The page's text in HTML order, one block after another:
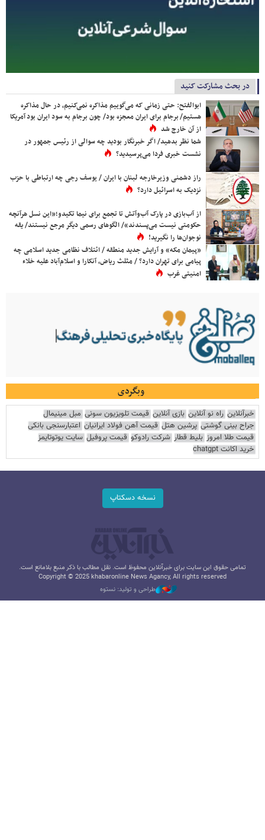
در بحث مشارکت کنید
ابوالفتح: حتی زمانی که می‌گوییم مذاکره نمی‌کنیم، در حال مذاکره
هستیم/ برجام برای ایران معجزه بود/ چون برجام به سود ایران بود آمریکا
از آن خارج شد
شما نظر بدهید/ اگر خبرنگار بودید چه سوالی از رئیس جمهور در
نشست خبری فردا می‌پرسیدید؟
راز دشمنی وزیرخارجه لبنان با ایران / یوسف رجی چه ارتباطی با حزب
نزدیک به اسرائیل دارد؟
از آب‌بازی در پارک آب‌وآتش تا تجمع برای نیما تکیدو؛«این نسل هرآنچه
حکومتی نیست می‌پسندند»/ الگوهای رسمی دیگر مرجع نیستند/ یقه
نوجوان‌ها را نگیرید!
«پیمان مکه» و آرایش جدید منطقه / ائتلاف نظامی جدید اسلامی چه
پیامی برای تهران دارد؟ / مثلث ریاض، آنکارا و اسلام‌آباد علیه خلاء
امنیتی غرب
وبگردی
خبرآنلاین راه نو آنلاین بازی آنلاین قیمت تلویزیون سونی مبل مینیمال
جراح بینی گوشتی پرشین هتل قیمت آهن فولاد ایرانیان اعتبارسنجی بانکی
قیمت طلا امروز بلیط قطار شرکت رادوکو قیمت پروفیل سایت یوتوتایمز
خرید اکانت chatgpt
نسخه دسکتاپ
تمامی حقوق این سایت برای خبرآنلاین محفوظ است. نقل مطالب با ذکر منبع بلامانع است.
Copyright © 2025 khabaronline News Agancy, All rights reserved
طراحی و تولید: نستوه